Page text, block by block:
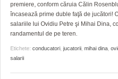
premiere, conform căruia Călin
încasează prime duble faţă de jucători!
salariile lui Ovidiu Petre şi Mihai Dina,
randamentul de pe teren.
Etichete: conducatori jucatorii mihai dina
salarii